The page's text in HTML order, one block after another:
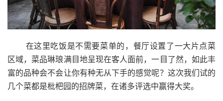
在这里吃饭是不需要菜单的，餐厅设置了一大片点菜
区域，菜品琳琅满目地呈现在客人面前，一目了然，如此丰
富的品种会不会让你有种无从下手的感觉呢？这次我们试的
几个菜都是枇杷园的招牌菜，在诸多评选中赢得大奖。